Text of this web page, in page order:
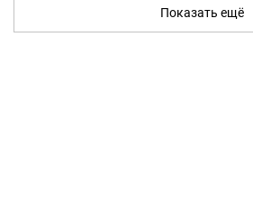
Показать ещё